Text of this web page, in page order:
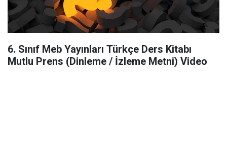
6. Sınıf Meb Yayınları Türkçe Ders Kitabı
Mutlu Prens (Dinleme / İzleme Metni) Video